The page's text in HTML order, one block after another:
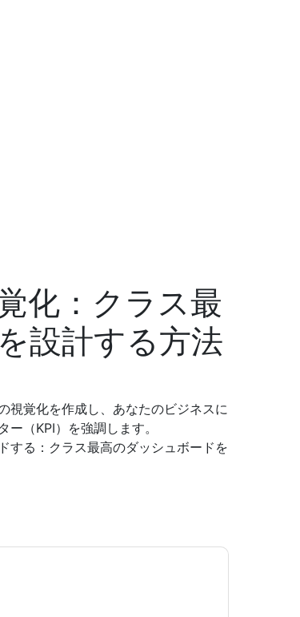
化：クラス最
設計する方法
視覚化を作成し、あなたのビジネスに
（KPI）を強調します。
する：クラス最高のダッシュボードを